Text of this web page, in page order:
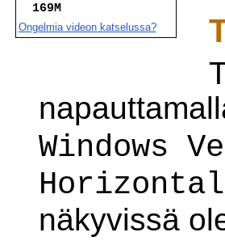
169M
Ongelmia videon katselussa?
Windows
näkyvissä